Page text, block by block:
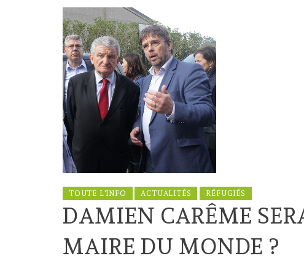
TOUTE L'INFO ACTUALITÉS RÉFUGIÉS
DAMIEN CARÊME
MAIRE DU MONDE ?